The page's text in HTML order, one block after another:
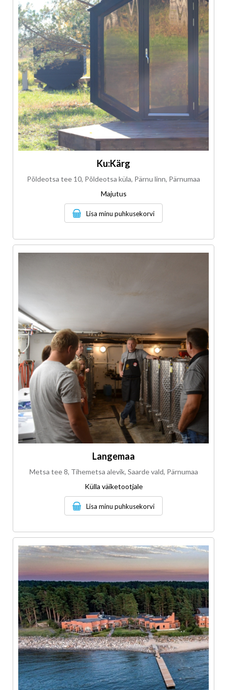
Ku:Kärg
Põldeotsa tee 10, Põldeotsa küla, Pärnu linn, Pärnumaa
Majutus
Lisa minu puhkusekorvi
Langemaa
Metsa tee 8, Tihemetsa alevik, Saarde vald, Pärnumaa
Külla väiketootjale
Lisa minu puhkusekorvi